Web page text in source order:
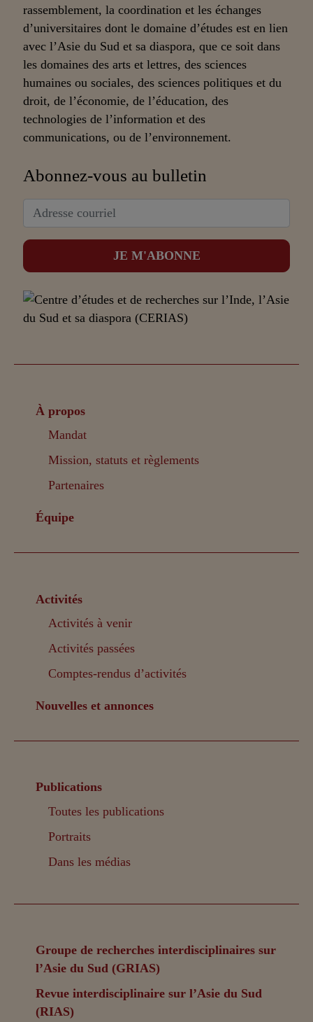
rassemblement, la coordination et les échanges
d’universitaires dont le domaine d’études est en lien
avec l’Asie du Sud et sa diaspora, que ce soit dans
les domaines des arts et lettres, des sciences
humaines ou sociales, des sciences politiques et du
droit, de l’économie, de l’éducation, des
technologies de l’information et des
communications, ou de l’environnement.
Abonnez-vous au bulletin
À propos
Mandat
Mission, statuts et règlements
Partenaires
Équipe
Activités
Activités à venir
Activités passées
Comptes-rendus d’activités
Nouvelles et annonces
Publications
Toutes les publications
Portraits
Dans les médias
Groupe de recherches interdisciplinaires sur
l’Asie du Sud (GRIAS)
Revue interdisciplinaire sur l’Asie du Sud
(RIAS)